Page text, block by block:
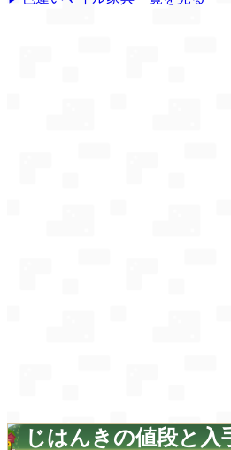
じはんきの値段と入